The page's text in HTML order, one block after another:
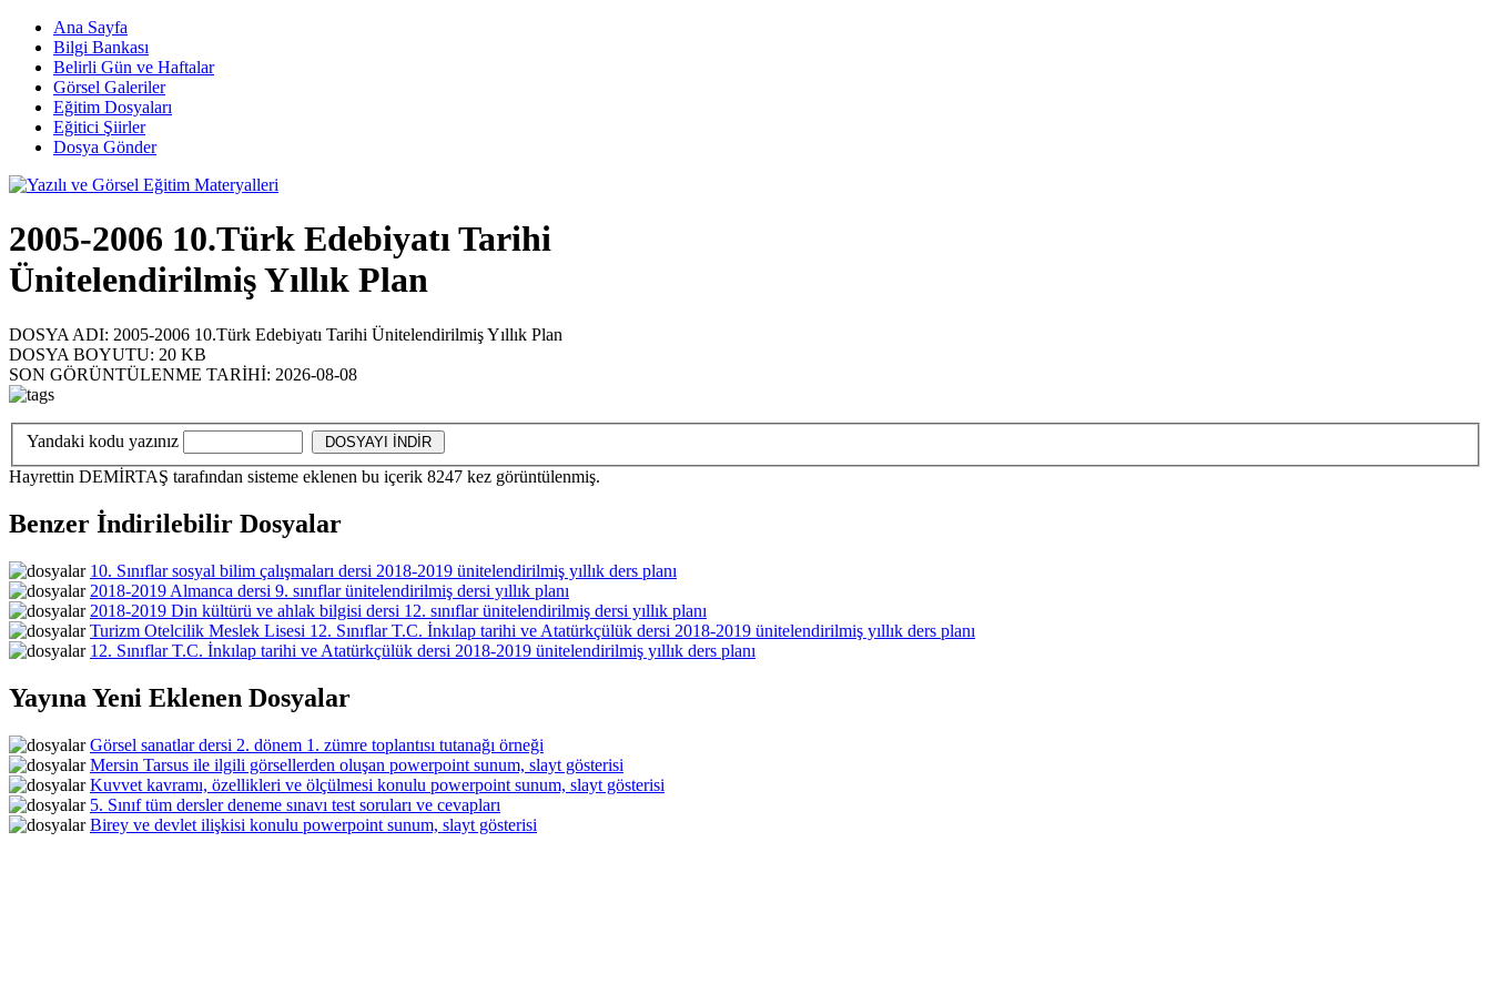
Ana Sayfa
Bilgi Bankası
Belirli Gün ve Haftalar
Görsel Galeriler
Eğitim Dosyaları
Eğitici Şiirler
Dosya Gönder
2005-2006 10.Türk Edebiyatı Tarihi
Ünitelendirilmiş Yıllık Plan
DOSYA ADI: 2005-2006 10.Türk Edebiyatı Tarihi Ünitelendirilmiş Yıllık Plan
DOSYA BOYUTU: 20 KB
SON GÖRÜNTÜLENME TARİHİ: 2026-08-08
Yandaki kodu yazınız
Hayrettin DEMİRTAŞ tarafından sisteme eklenen bu içerik 8247 kez görüntülenmiş.
Benzer İndirilebilir Dosyalar
10. Sınıflar sosyal bilim çalışmaları dersi 2018-2019 ünitelendirilmiş yıllık ders planı
2018-2019 Almanca dersi 9. sınıflar ünitelendirilmiş dersi yıllık planı
2018-2019 Din kültürü ve ahlak bilgisi dersi 12. sınıflar ünitelendirilmiş dersi yıllık planı
Turizm Otelcilik Meslek Lisesi 12. Sınıflar T.C. İnkılap tarihi ve Atatürkçülük dersi 2018-2019 ünitelendirilmiş yıllık ders planı
12. Sınıflar T.C. İnkılap tarihi ve Atatürkçülük dersi 2018-2019 ünitelendirilmiş yıllık ders planı
Yayına Yeni Eklenen Dosyalar
Görsel sanatlar dersi 2. dönem 1. zümre toplantısı tutanağı örneği
Mersin Tarsus ile ilgili görsellerden oluşan powerpoint sunum, slayt gösterisi
Kuvvet kavramı, özellikleri ve ölçülmesi konulu powerpoint sunum, slayt gösterisi
5. Sınıf tüm dersler deneme sınavı test soruları ve cevapları
Birey ve devlet ilişkisi konulu powerpoint sunum, slayt gösterisi